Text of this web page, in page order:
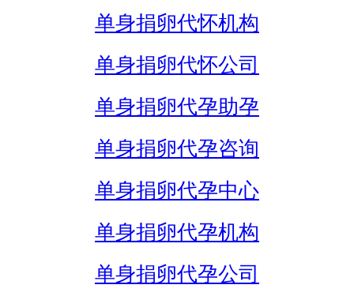
单身捐卵代怀机构
单身捐卵代怀公司
单身捐卵代孕助孕
单身捐卵代孕咨询
单身捐卵代孕中心
单身捐卵代孕机构
单身捐卵代孕公司